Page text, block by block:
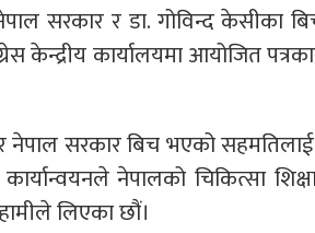
सरकार र डा. गोविन्द
केन्द्रीय कार्यालयमा आयोजित
नेपाल सरकार बिच भएको सहमतिलाई
नेपालको चिकित्सा
लिएका छौं।